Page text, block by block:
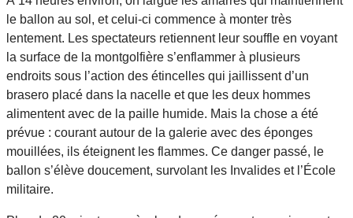
le ballon au sol, et celui-ci commence à monter très
lentement. Les spectateurs retiennent leur souffle en voyant
la surface de la montgolfière s’enflammer à plusieurs
endroits sous l’action des étincelles qui jaillissent d’un
brasero placé dans la nacelle et que les deux hommes
alimentent avec de la paille humide. Mais la chose a été
prévue : courant autour de la galerie avec des éponges
mouillées, ils éteignent les flammes. Ce danger passé, le
ballon s’élève doucement, survolant les Invalides et l’École
militaire.